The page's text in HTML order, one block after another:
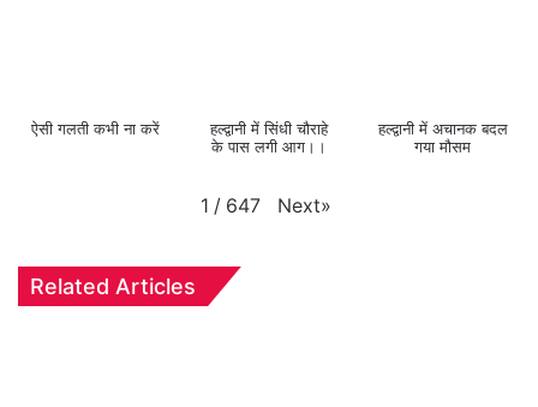
ऐसी गलती कभी ना करें
हल्द्वानी में सिंधी चौराहे
के पास लगी आग।।
हल्द्वानी में अचानक बदल
गया मौसम
1 / 647 Next»
Related Articles